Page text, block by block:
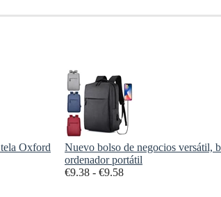
Oxford
Nuevo bolso de negocios versátil,
ordenador portátil
€9.38 - €9.58Rango